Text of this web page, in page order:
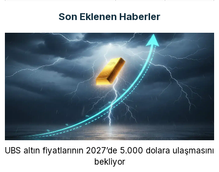
Son Eklenen Haberler
UBS altın fiyatlarının 2027’de 5.000 dolara ulaşmasını
bekliyor